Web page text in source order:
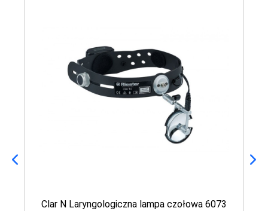
Clar N Laryngologiczna lampa czołowa 6073